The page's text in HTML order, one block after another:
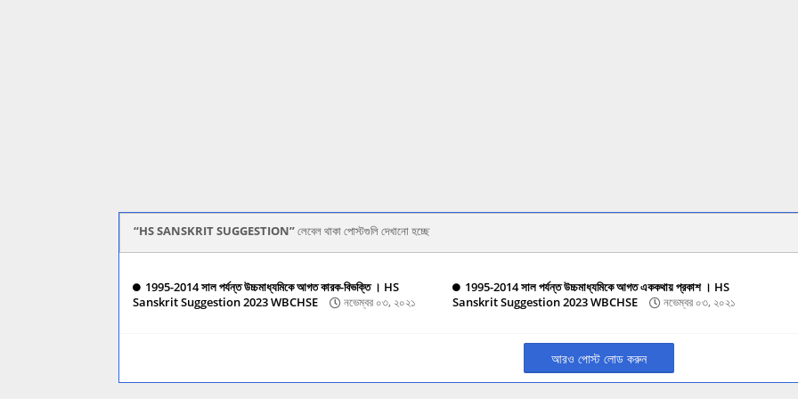
HS SANSKRIT SUGGESTION লেবেল থাকা পোস্টগুলি দেখানো হচ্ছে
1995-2014 সাল পর্যন্ত উচ্চমাধ্যমিকে আগত কারক-বিভক্তি । HS
Sanskrit Suggestion 2023 WBCHSE
নভেম্বর ০৩, ২০২১
1995-2014 সাল পর্যন্ত উচ্চমাধ্যমিকে আগত এককথায় প্রকাশ । HS
Sanskrit Suggestion 2023 WBCHSE
নভেম্বর ০৩, ২০২১
আরও পোস্ট লোড করুন